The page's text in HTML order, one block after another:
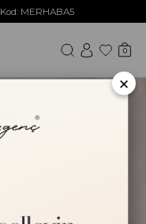
Kod: MERHABA5
0
×